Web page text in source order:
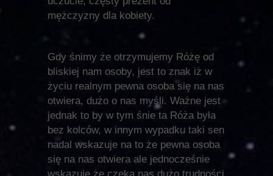
mężczyzny dla kobiety.
Gdy śnimy że otrzymujemy Różę od
bliskiej nam osoby, jest to znak iż w
życiu realnym pewna osoba się na nas
otwiera, dużo o nas myśli. Ważne jest
jednak to by w tym śnie ta Róża była
bez kolców, w innym wypadku taki sen
nadal wskazuje na to że pewna osoba
się na nas otwiera ale jednocześnie